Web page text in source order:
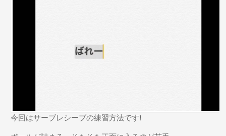
今回はサーブレシーブの練習方法です!